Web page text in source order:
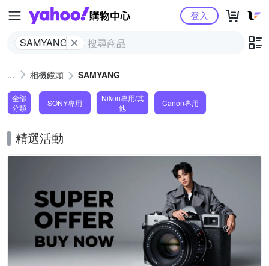
Yahoo購物中心
SAMYANG
登入
相機鏡頭 SAMYANG
全部
分類
SONY專用
Nikon專用/其
他
Canon專用
精選活動